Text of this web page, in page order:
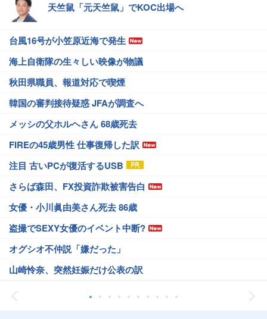
天竺鼠「元天竺鼠」でKOC出場へ
台風16号が小笠原近海で発生
海上自衛隊の生々しい映像が物議
秋田県職員、報道対応で喫煙
韓国の審判接待疑惑 JFAが調査へ
メッシの父ホルヘさん 68歳死去
FIREの45歳男性 仕事復帰した訳
注目 古いPCが復活するUSB
さらば森田、FX投資詐欺被害告白
女優・小川眞由美さん死去 86歳
盗撮でSEXY女優のイベント中断?
オグシオ不仲説「嫌だった」
山崎怜奈、突然妊娠だけ公表の訳